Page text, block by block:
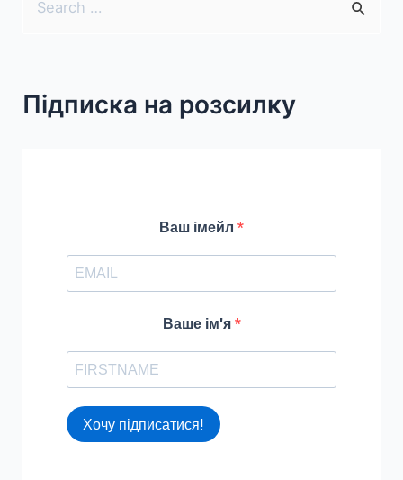
cПідписка на розсилку
Ваш імейл
Ваше ім'я
Хочу підписатися!